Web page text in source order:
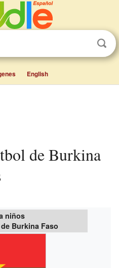
English
niños
Burkina Faso